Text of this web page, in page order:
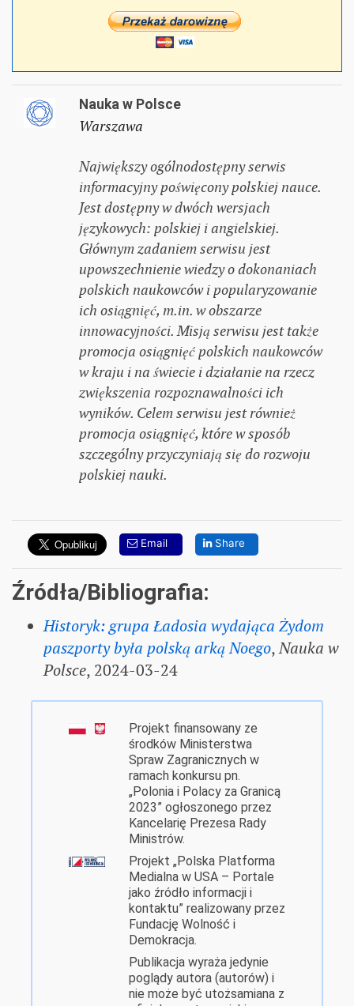
Nauka w Polsce
Warszawa
Największy ogólnodostępny serwis
informacyjny poświęcony polskiej nauce.
Jest dostępny w dwóch wersjach
językowych: polskiej i angielskiej.
Głównym zadaniem serwisu jest
upowszechnienie wiedzy o dokonaniach
polskich naukowców i popularyzowanie
ich osiągnięć, m.in. w obszarze
innowacyjności. Misją serwisu jest także
promocja osiągnięć polskich naukowców
w kraju i na świecie i działanie na rzecz
zwiększenia rozpoznawalności ich
wyników. Celem serwisu jest również
promocja osiągnięć, które w sposób
szczególny przyczyniają się do rozwoju
polskiej nauki.
Email Share
Źródła/Bibliografia:
Historyk: grupa Ładosia wydająca Żydom
paszporty była polską arką Noego,Nauka w
Polsce, 2024-03-24
Projekt finansowany ze
środków Ministerstwa
Spraw Zagranicznych w
ramach konkursu pn.
„Polonia i Polacy za Granicą
2023” ogłoszonego przez
Kancelarię Prezesa Rady
Ministrów.
Projekt „Polska Platforma
Medialna w USA – Portale
jako źródło informacji i
kontaktu” realizowany przez
Fundację Wolność i
Demokracja.
Publikacja wyraża jedynie
poglądy autora (autorów) i
nie może być utożsamiana z